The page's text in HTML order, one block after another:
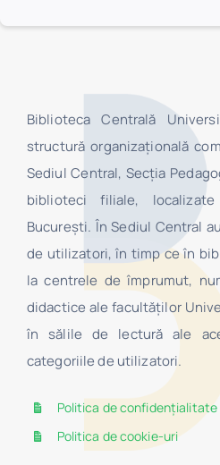
Biblioteca Centrală
structură organizaţională
Sediul Central, Secţia
biblioteci filiale,
Bucureşti. În Sediul Central
de utilizatori, în timp ce în
la centrele de împrumut,
didactice ale facultăților
în sălile de lectură ale
categoriile de utilizatori.
Politica de confidențialitate
Politica de cookie-uri